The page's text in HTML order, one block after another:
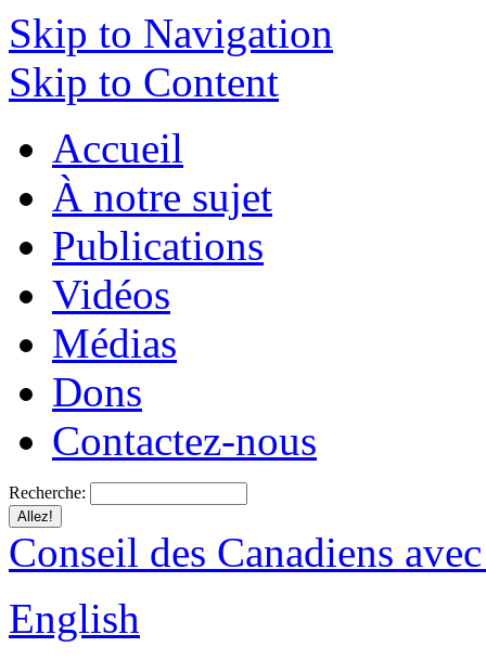
Skip to Navigation
Skip to Content
Accueil
À notre sujet
Publications
Vidéos
Médias
Dons
Contactez-nous
Recherche:
Conseil des Canadiens
English